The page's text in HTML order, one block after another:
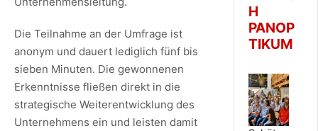
Die Teilnahme an der Umfrage ist
anonym und dauert lediglich fünf bis
sieben Minuten. Die gewonnenen
Erkenntnisse fließen direkt in die
strategische Weiterentwicklung des
Unternehmens ein und leisten damit
H
PANOP
TIKUM